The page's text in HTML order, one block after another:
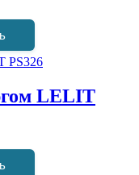
LELIT